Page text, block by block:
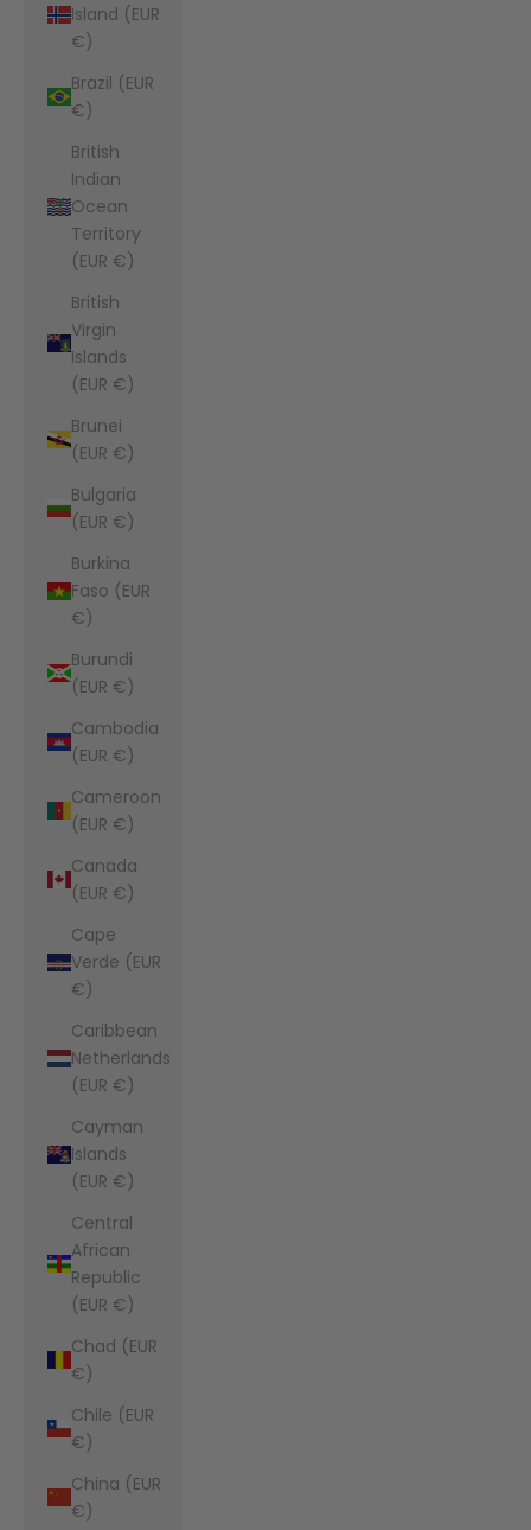
Island (EUR
€)
Brazil (EUR
€)
British
Indian
Ocean
Territory
(EUR €)
British
Virgin
Islands
(EUR €)
Brunei
(EUR €)
Bulgaria
(EUR €)
Burkina
Faso (EUR
€)
Burundi
(EUR €)
Cambodia
(EUR €)
Cameroon
(EUR €)
Canada
(EUR €)
Cape
Verde (EUR
€)
Caribbean
Netherlands
(EUR €)
Cayman
Islands
(EUR €)
Central
African
Republic
(EUR €)
Chad (EUR
€)
Chile (EUR
€)
China (EUR
€)